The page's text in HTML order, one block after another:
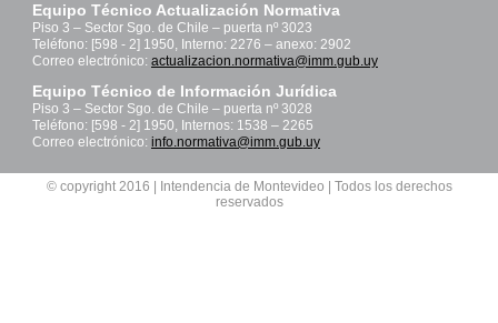
Equipo Técnico Actualización Normativa
Piso 3 – Sector Sgo. de Chile – puerta nº 3023
Teléfono: [598 - 2] 1950, Interno: 2276 – anexo: 2902
Correo electrónico: actualizacion.normativa@imm.gub.uy
Equipo Técnico de Información Jurídica
Piso 3 – Sector Sgo. de Chile – puerta nº 3028
Teléfono: [598 - 2] 1950, Internos: 1538 – 2265
Correo electrónico: info.normativa@imm.gub.uy
© copyright 2016 | Intendencia de Montevideo | Todos los derechos
reservados